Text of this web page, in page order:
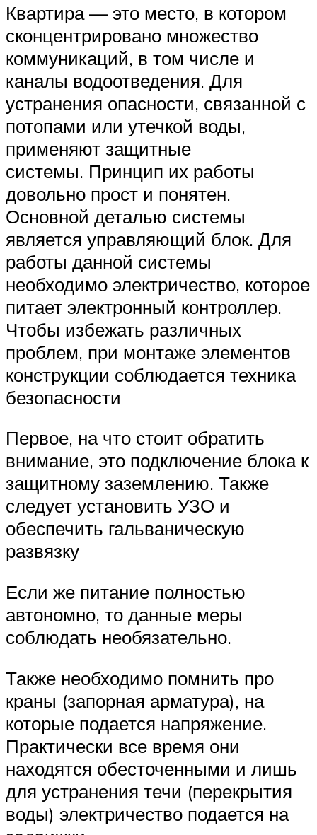
Квартира — это место, в котором
сконцентрировано множество
коммуникаций, в том числе и
каналы водоотведения. Для
устранения опасности, связанной с
потопами или утечкой воды,
применяют защитные
системы. Принцип их работы
довольно прост и понятен.
Основной деталью системы
является управляющий блок. Для
работы данной системы
необходимо электричество, которое
питает электронный контроллер.
Чтобы избежать различных
проблем, при монтаже элементов
конструкции соблюдается техника
безопасности
Первое, на что стоит обратить
внимание, это подключение блока к
защитному заземлению. Также
следует установить УЗО и
обеспечить гальваническую
развязку
Если же питание полностью
автономно, то данные меры
соблюдать необязательно.
Также необходимо помнить про
краны (запорная арматура), на
которые подается напряжение.
Практически все время они
находятся обесточенными и лишь
для устранения течи (перекрытия
воды) электричество подается на